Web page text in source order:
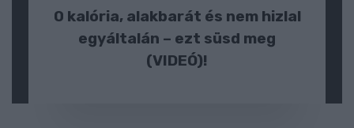
0 kalória, alakbarát és nem hizlal
egyáltalán – ezt süsd meg
(VIDEÓ)!